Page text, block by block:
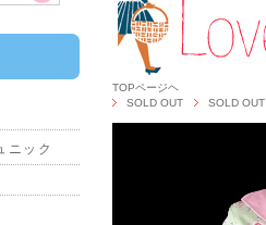
TOPページヘ
SOLD OUT
SOLD OUT
ニック